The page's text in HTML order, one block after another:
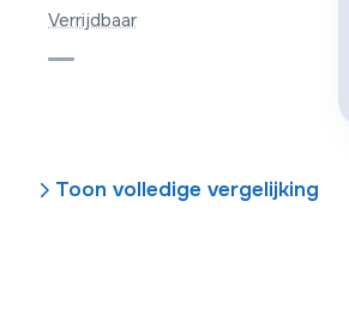
Verrijdbaar
Toon volledige vergelijking